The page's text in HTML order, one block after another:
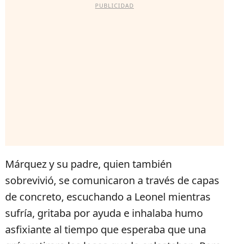
PUBLICIDAD
Márquez y su padre, quien también
sobrevivió, se comunicaron a través de capas
de concreto, escuchando a Leonel mientras
sufría, gritaba por ayuda e inhalaba humo
asfixiante al tiempo que esperaba que una